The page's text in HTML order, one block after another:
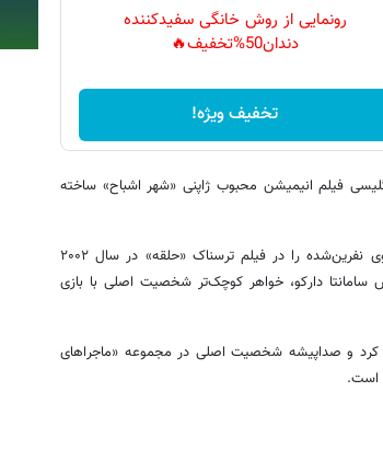
رونمایی از روش خانگی سفیدکننده
دندان50%تخفیف🔥
تخفیف ویژه!
فیلم انیمیشن محبوب ژاپنی «شهر اشباح» ساخته
چیس در نقش سامارا مورگان، دخترک ترسناکی که نوار ویدئوی نفرین‌شده را در فیلم ترسناک «حلقه» در سال ۲۰۰۲
دارکو، خواهر کوچک‌تر شخصیت اصلی با بازی
کرد و صداپیشه شخصیت اصلی در مجموعه «ماجراهای